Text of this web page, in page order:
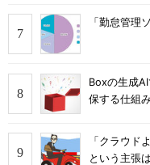
「勤怠管理
Boxの生成
保する仕組
「クラウド
という主張